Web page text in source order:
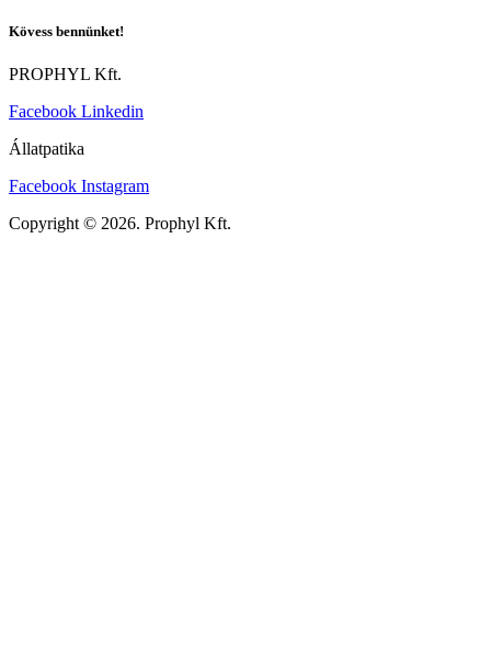
Kövess bennünket!
PROPHYL Kft.
Facebook Linkedin
Állatpatika
Facebook Instagram
Copyright © 2026. Prophyl Kft.